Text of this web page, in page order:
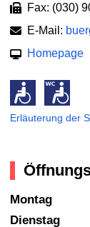
Fax: (030)
E-Mail:
Homepage
Erläuterung der
Montag
Dienstag